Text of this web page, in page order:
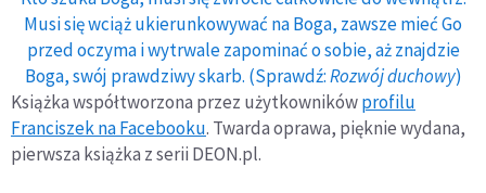
Musi się wciąż ukierunkowywać na Boga, zawsze mieć Go
przed oczyma i wytrwale zapominać o sobie, aż znajdzie
Boga, swój prawdziwy skarb. (Sprawdź:Rozwój duchowy)
Książka współtworzona przez użytkownikówprofilu
Franciszek na Facebooku. Twarda oprawa, pięknie wydana,
pierwsza książka z serii DEON.pl.